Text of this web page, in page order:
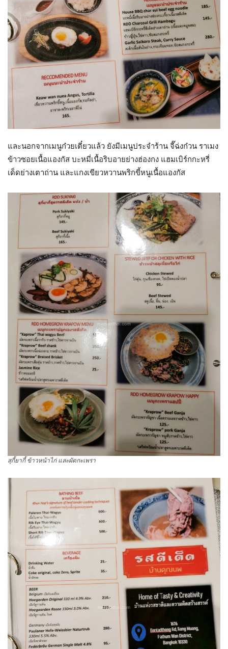
และนอกจากเมนูก๋วยเตี๋ยวแล้ว ยังมีเมนูประจำร้าน จี๊ฉ่งก๋วน ราเมง
ข้าวซอยเนื้อแองกัส บะหมี่เนื้อริบอายย่างฮ่องกง แฮมเบิร์กกะหรี่
เด็ดย่างเตาถ่าน และแกงเขียวหวานพริกขี้หนูเนื้อแองกัส
สุกี้ยากี้ ข้าวหน้าไก่ และผัดกะเพรา